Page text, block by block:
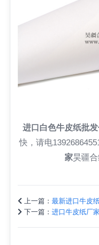
进口白色牛皮纸批
快，请电
家昊疆合
上一篇： 最新进口牛皮
下一篇： 进口牛皮纸厂家